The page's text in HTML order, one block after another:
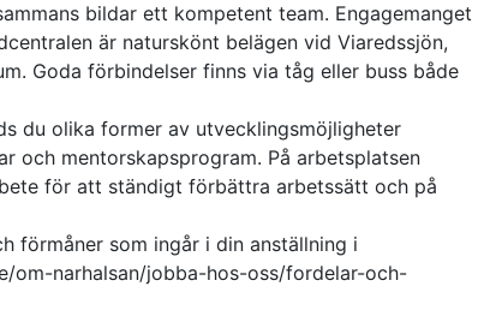
bildar ett kompetent team. Engagemanget
är naturskönt belägen vid Viaredssjön,
Goda förbindelser finns via tåg eller buss både
du olika former av utvecklingsmöjligheter
och mentorskapsprogram. På arbetsplatsen
för att ständigt förbättra arbetssätt och på
förmåner som ingår i din anställning i
om-narhalsan/jobba-hos-oss/fordelar-och-